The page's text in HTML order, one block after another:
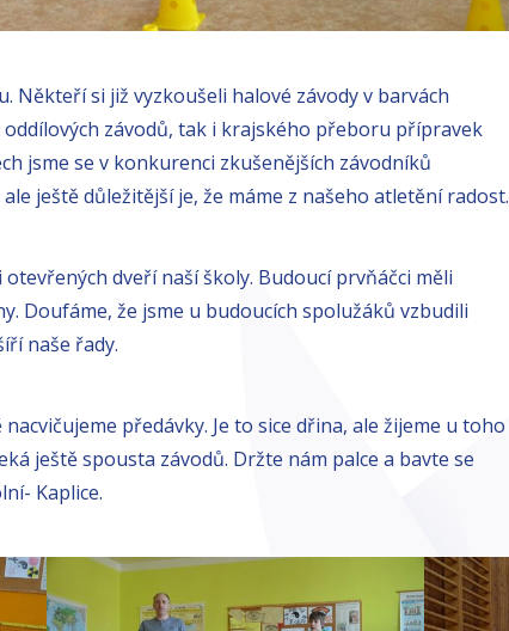
Někteří si již vyzkoušeli halové závody v barvách
oddílových závodů, tak i krajského přeboru přípravek
jsme se v konkurenci zkušenějších závodníků
ještě důležitější je, že máme z našeho atletění radost.
dveří naší školy. Budoucí prvňáčci měli
Doufáme, že jsme u budoucích spolužáků vzbudili
naše řady.
předávky. Je to sice dřina, ale žijeme u toho
ještě spousta závodů. Držte nám palce a bavte se
Kaplice.